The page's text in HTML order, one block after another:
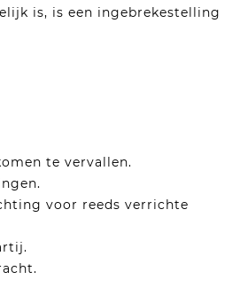
is, is een ingebrekestelling
te vervallen.
voor reeds verrichte